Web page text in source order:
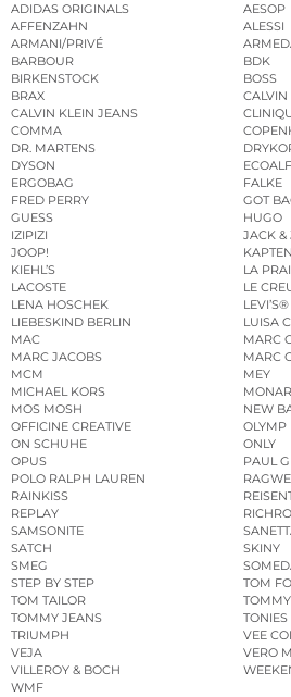
ADIDAS ORIGINALS
AESOP
AFFENZAHN
ALESSI
ARMANI/PRIVÉ
BARBOUR
BDK
BIRKENSTOCK
BOSS
BRAX
CALVIN
CALVIN KLEIN JEANS
COMMA
DR. MARTENS
DYSON
ECOALF
ERGOBAG
FALKE
FRED PERRY
GOT
GUESS
HUGO
IZIPIZI
JACK &
JOOP!
KIEHL’S
LA
LACOSTE
LE
LENA HOSCHEK
LEVI’S®
LIEBESKIND BERLIN
LUISA
MAC
MARC
MARC JACOBS
MARC
MCM
MEY
MICHAEL KORS
MOS MOSH
NEW
OFFICINE CREATIVE
OLYMP
ON SCHUHE
ONLY
OPUS
PAUL
POLO RALPH LAUREN
RAINKISS
REPLAY
SAMSONITE
SATCH
SKINY
SMEG
STEP BY STEP
TOM
TOM TAILOR
TOMMY JEANS
TONIES
TRIUMPH
VEE
VEJA
VERO
VILLEROY & BOCH
WMF